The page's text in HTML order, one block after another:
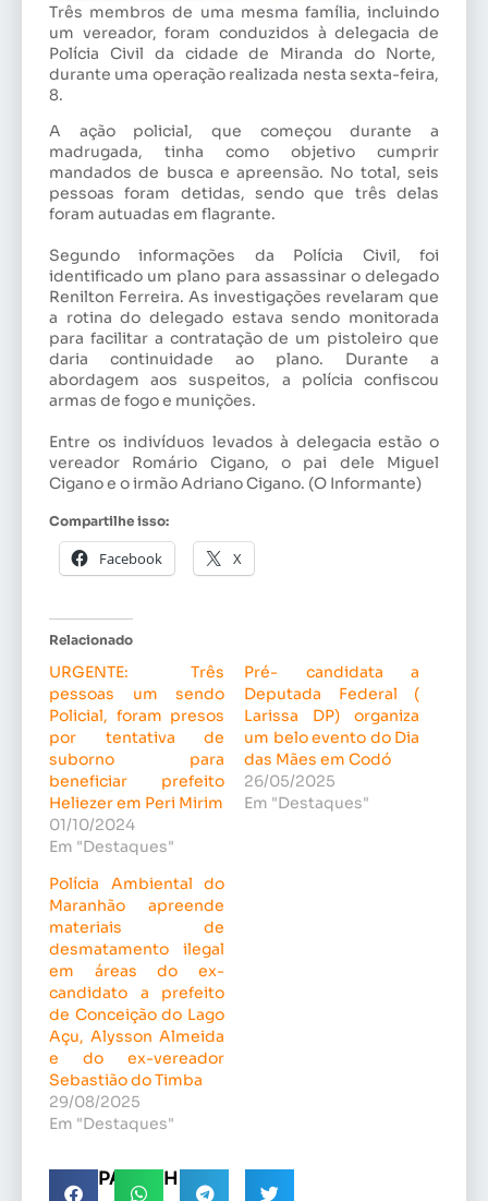
Três membros de uma mesma família, incluindo
um vereador, foram conduzidos à delegacia de
Polícia Civil da cidade de Miranda do Norte,
durante uma operação realizada nesta sexta-feira,
8.
A ação policial, que começou durante a
madrugada, tinha como objetivo cumprir
mandados de busca e apreensão. No total, seis
pessoas foram detidas, sendo que três delas
foram autuadas em flagrante.
Segundo informações da Polícia Civil, foi
identificado um plano para assassinar o delegado
Renilton Ferreira. As investigações revelaram que
a rotina do delegado estava sendo monitorada
para facilitar a contratação de um pistoleiro que
daria continuidade ao plano. Durante a
abordagem aos suspeitos, a polícia confiscou
armas de fogo e munições.
Entre os indivíduos levados à delegacia estão o
vereador Romário Cigano, o pai dele Miguel
Cigano e o irmão Adriano Cigano. (O Informante)
Compartilhe isso:
Facebook X
Relacionado
URGENTE: Três
pessoas um sendo
Policial, foram presos
por tentativa de
suborno para
beneficiar prefeito
Heliezer em Peri Mirim
01/10/2024
Em "Destaques"
Pré- candidata a
Deputada Federal (
Larissa DP) organiza
um belo evento do Dia
das Mães em Codó
26/05/2025
Em "Destaques"
Polícia Ambiental do
Maranhão apreende
materiais de
desmatamento ilegal
em áreas do ex-
candidato a prefeito
de Conceição do Lago
Açu, Alysson Almeida
e do ex-vereador
Sebastião do Timba
29/08/2025
Em "Destaques"
COMPARTILHE!